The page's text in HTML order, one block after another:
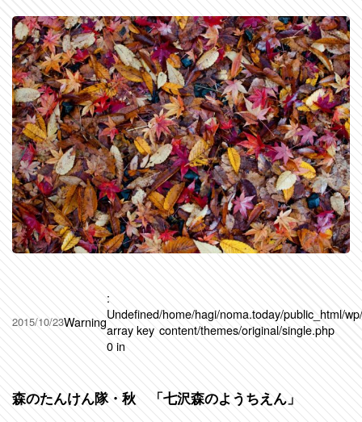
2015/10/23Warning
:
Undefined
array key
0 in
/home/hagi/noma.today/public_html/
content/themes/original/single.php
森のたんけん隊・秋 「七沢森のようちえん」